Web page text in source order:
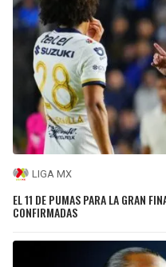
LIGA MX
EL 11 DE PUMAS PARA LA GRAN
CONFIRMADAS